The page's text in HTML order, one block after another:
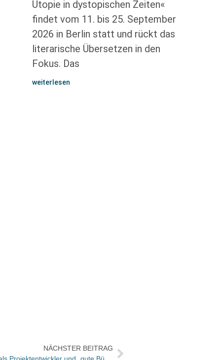
Utopie in dystopischen Zeiten«
findet vom 11. bis 25. September
2026 in Berlin statt und rückt das
literarische Übersetzen in den
Fokus. Das
weiterlesen
NÄCHSTER BEITRAG